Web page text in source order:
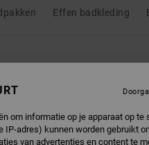
Effen badkleding
WEER
om informatie op je apparaat op te
IP-adres) kunnen worden gebruikt
van advertenties en content te